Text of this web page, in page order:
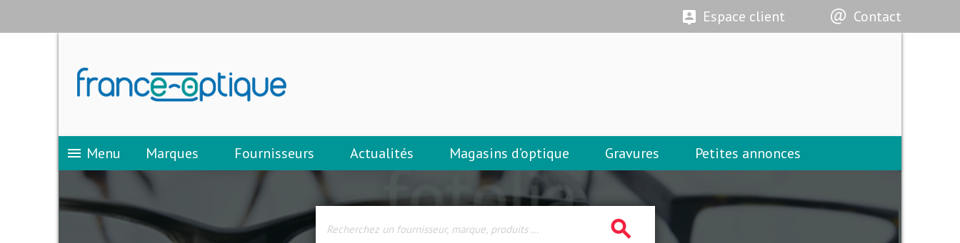
Espace client Contact
menu Menu Marques Fournisseurs Actualités Magasins d’optique Gravures Petites annonces
search